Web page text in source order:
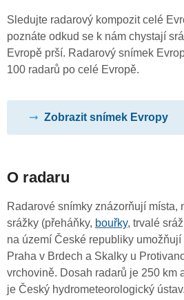
Sledujte radarový kompozit celé
poznáte odkud se k nám chystají
Evropě prší. Radarový snímek
100 radarů po celé Evropě.
Zobrazit snímek Evropy
O radaru
Radarové snímky znázorňují místa,
srážky (přeháňky, bouřky, trvalé
na území České republiky
Praha v Brdech a Skalky u
vrchovině. Dosah radarů je 250 km
je Český hydrometeorologický